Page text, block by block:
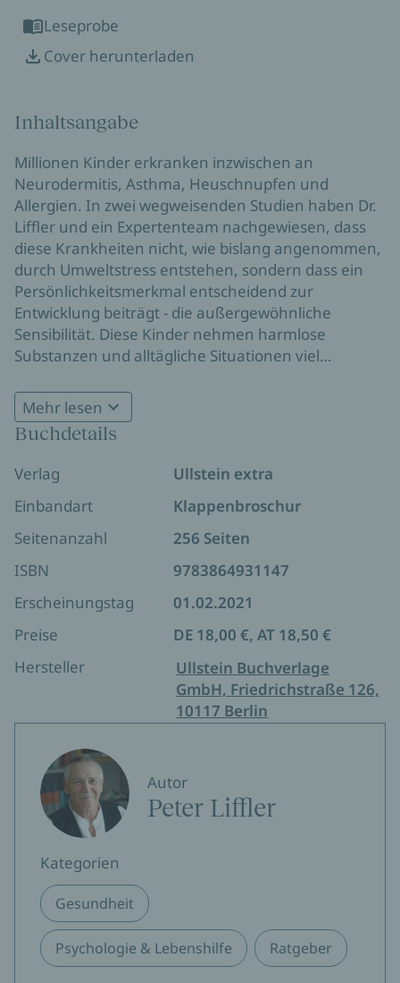
Leseprobe
Cover herunterladen
Inhaltsangabe
Millionen Kinder erkranken inzwischen an
Neurodermitis, Asthma, Heuschnupfen und
Allergien. In zwei wegweisenden Studien haben Dr.
Liffler und ein Expertenteam nachgewiesen, dass
diese Krankheiten nicht, wie bislang angenommen,
durch Umweltstress entstehen, sondern dass ein
Persönlichkeitsmerkmal entscheidend zur
Entwicklung beiträgt - die außergewöhnliche
Sensibilität. Diese Kinder nehmen harmlose
Substanzen und alltägliche Situationen viel
Eltern. Obwohl die ihre Kinder über alles lieben,
verstärken sie damit unbewusst deren Sensibilität
und damit deren Krankheit. Liffler entwickelte ein
erfolgreiches verhaltenstherapeutisch gestütztes,
medizinisches Behandlungskonzept: Eltern lernen,
achtsamer mit sich umzugehen, und medizinisch
eigenverantwortlich zu handeln. Dies führt selbst
bei schweren Krankheitsverläufen zu einem
geringeren Medikamentenbedarf und verbessert
die Krankheitssymptome merklich.
Mehr lesen
Buchdetails
Verlag
Ullstein extra
Einbandart
Klappenbroschur
Seitenanzahl
256 Seiten
ISBN
9783864931147
Erscheinungstag
01.02.2021
Preise
DE 18,00 €, AT 18,50 €
Hersteller
Ullstein Buchverlage
GmbH, Friedrichstraße 126,
10117 Berlin
Autor
Peter Liffler
Kategorien
Gesundheit
Psychologie & Lebenshilfe Ratgeber